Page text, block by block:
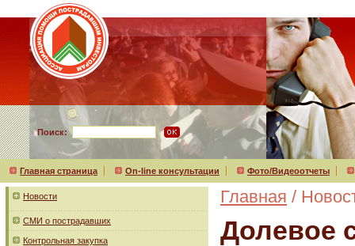
Поиск:
Главная страница On-line консультации Фото/Видеоотчеты
Новости
СМИ о пострадавших
Контрольная закупка
Главная /
Долевое